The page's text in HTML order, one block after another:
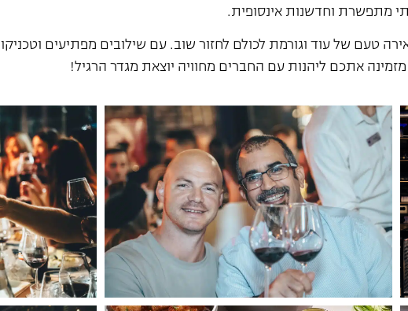
מתפשרת וחדשנות אינסופית.
של עוד וגורמת לכולם לחזור שוב. עם שילובים מפתיעים
אתכם ליהנות עם החברים מחוויה יוצאת מגדר הרגיל!